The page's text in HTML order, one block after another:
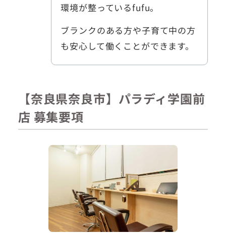
環境が整っているfufu。
ブランクのある方や子育て中の方
も安心して働くことができます。
【奈良県奈良市】パラディ学園前
店 募集要項